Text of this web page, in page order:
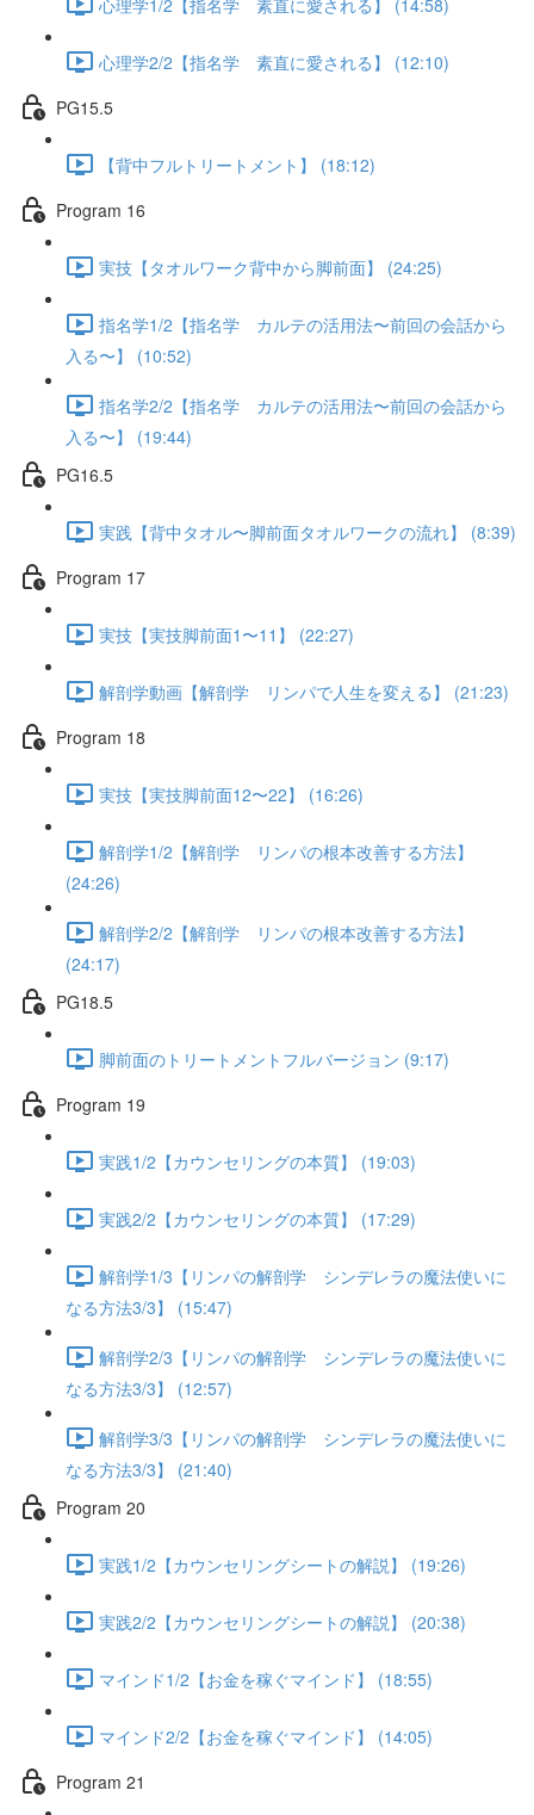
心理学2/2【指名学 素直に愛される】 (12:10)
PG15.5
【背中フルトリートメント】 (18:12)
Program 16
実技【タオルワーク背中から脚前面】 (24:25)
指名学1/2【指名学 カルテの活用法〜前回の会話から
入る〜】 (10:52)
指名学2/2【指名学 カルテの活用法〜前回の会話から
入る〜】 (19:44)
PG16.5
実践【背中タオル〜脚前面タオルワークの流れ】 (8:39)
Program 17
実技【実技脚前面1〜11】 (22:27)
解剖学動画【解剖学 リンパで人生を変える】 (21:23)
Program 18
実技【実技脚前面12〜22】 (16:26)
解剖学1/2【解剖学 リンパの根本改善する方法】
(24:26)
解剖学2/2【解剖学 リンパの根本改善する方法】
(24:17)
PG18.5
脚前面のトリートメントフルバージョン (9:17)
Program 19
実践1/2【カウンセリングの本質】 (19:03)
実践2/2【カウンセリングの本質】 (17:29)
解剖学1/3【リンパの解剖学 シンデレラの魔法使いに
なる方法3/3】 (15:47)
解剖学2/3【リンパの解剖学 シンデレラの魔法使いに
なる方法3/3】 (12:57)
解剖学3/3【リンパの解剖学 シンデレラの魔法使いに
なる方法3/3】 (21:40)
Program 20
実践1/2【カウンセリングシートの解説】 (19:26)
実践2/2【カウンセリングシートの解説】 (20:38)
マインド1/2【お金を稼ぐマインド】 (18:55)
マインド2/2【お金を稼ぐマインド】 (14:05)
Program 21